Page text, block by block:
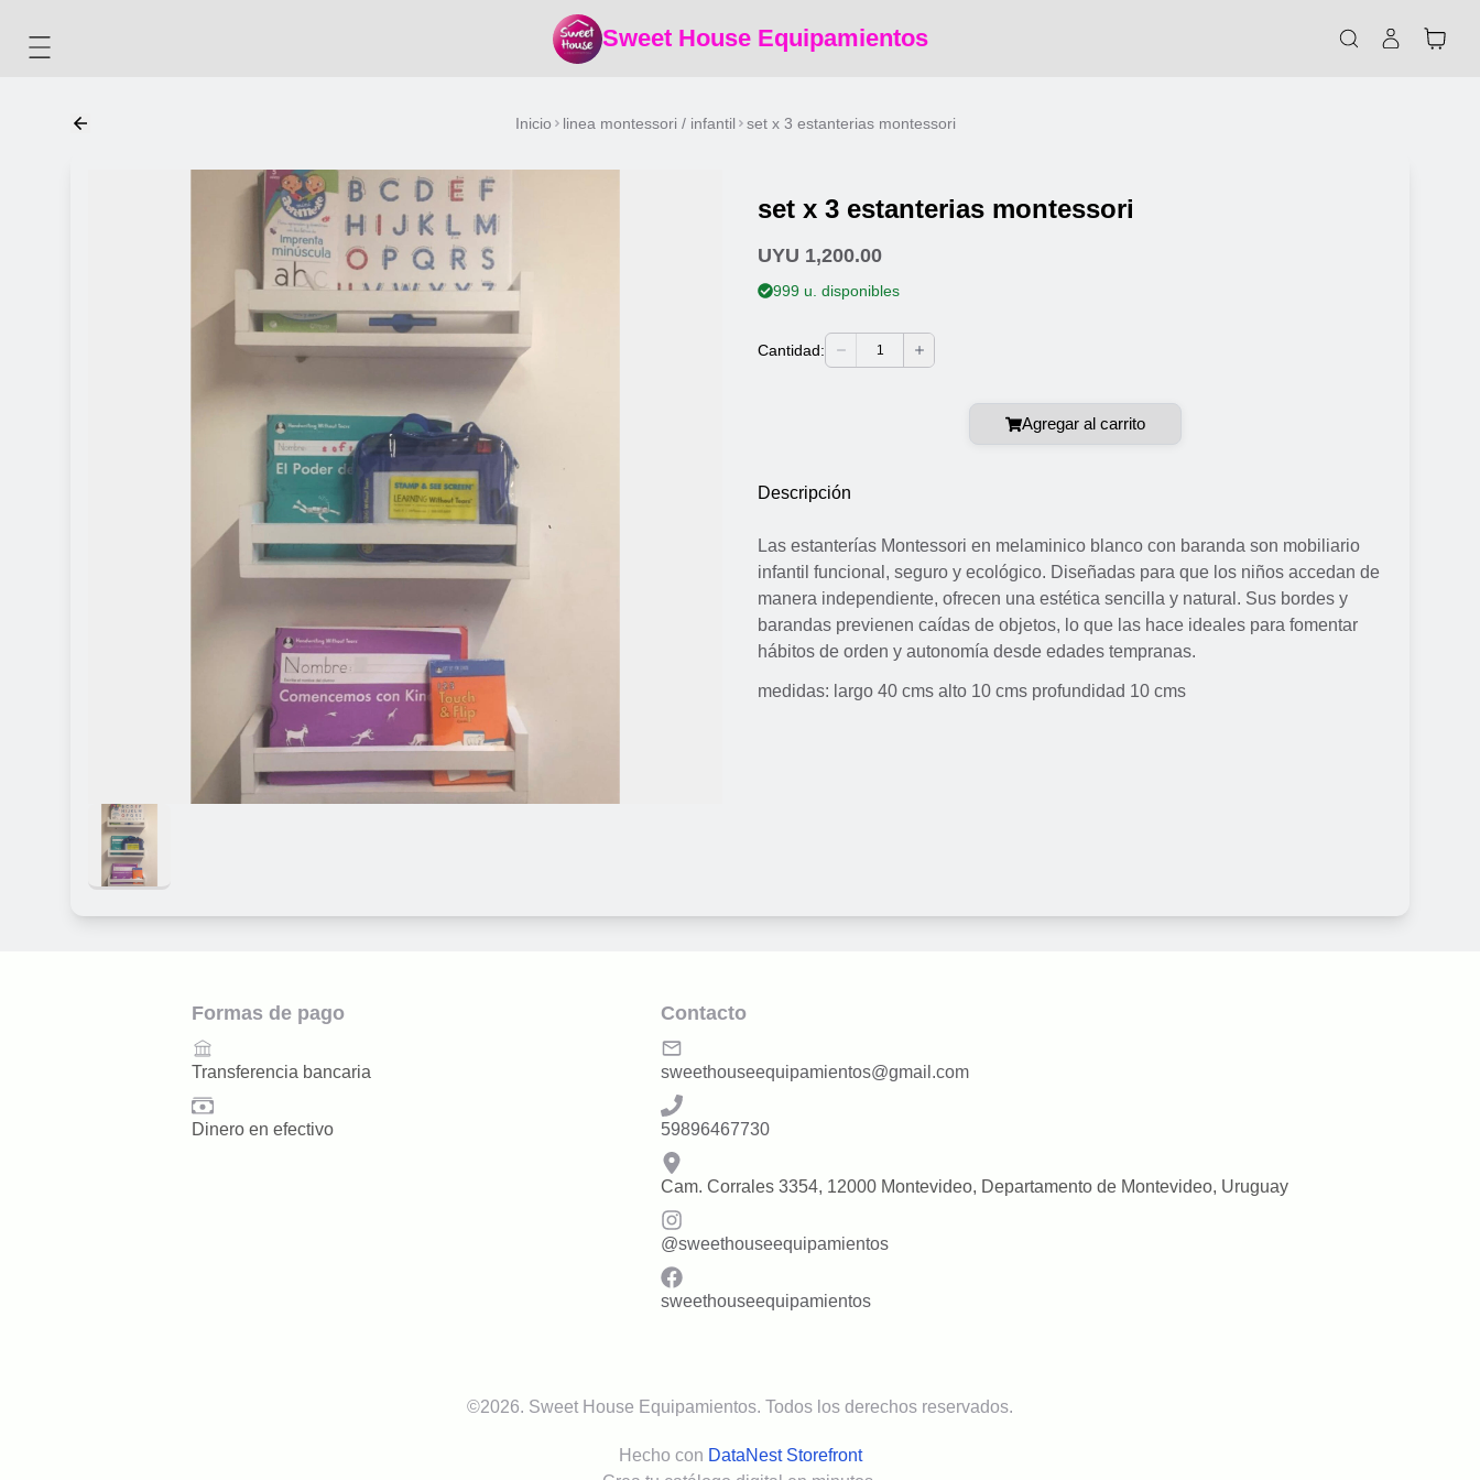
Sweet House Equipamientos
Inicio linea montessori / infantil set x 3 estanterias montessori
set x 3 estanterias montessori
UYU 1,200.00
999 u. disponibles
Cantidad: 1
Agregar al carrito
Descripción
Las estanterías Montessori en melaminico blanco con baranda son mobiliario
infantil funcional, seguro y ecológico. Diseñadas para que los niños accedan de
manera independiente, ofrecen una estética sencilla y natural. Sus bordes y
barandas previenen caídas de objetos, lo que las hace ideales para fomentar
hábitos de orden y autonomía desde edades tempranas.
medidas: largo 40 cms alto 10 cms profundidad 10 cms
Formas de pago
Transferencia bancaria
Dinero en efectivo
Contacto
sweethouseequipamientos@gmail.com
59896467730
Cam. Corrales 3354, 12000 Montevideo, Departamento de Montevideo, Uruguay
@sweethouseequipamientos
sweethouseequipamientos
©2026. Sweet House Equipamientos. Todos los derechos reservados.
Hecho con DataNest Storefront